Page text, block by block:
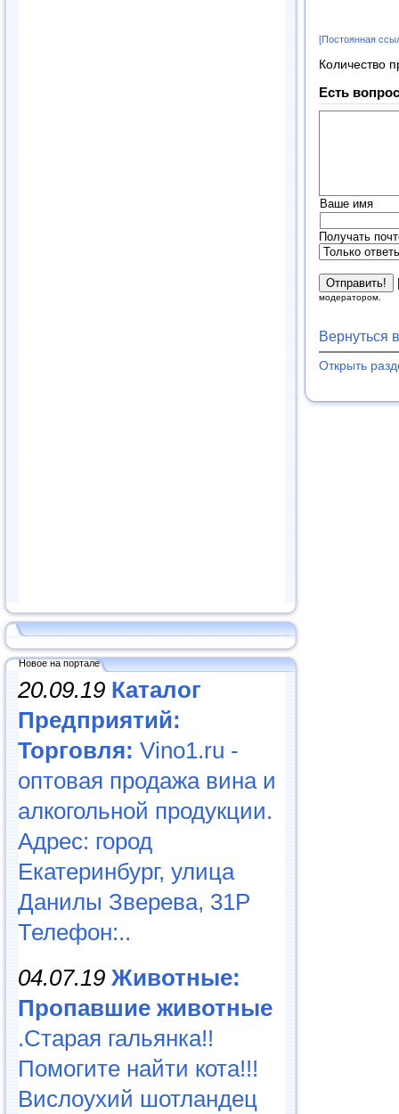
Новое на портале
20.09.19 Каталог
Предприятий:
Торговля: Vino1.ru -
оптовая продажа вина и
алкогольной продукции.
Адрес: город
Екатеринбург, улица
Данилы Зверева, 31Р
Телефон:..
04.07.19 Животные:
Пропавшие животные
.Старая гальянка!!
Помогите найти кота!!!
Вислоухий шотландец
[Постоянная
Количество
Есть
Ваше имя
Получать
модератором.
Вернуться
Открыть